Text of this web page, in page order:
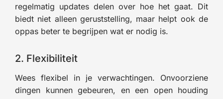
regelmatig updates delen over hoe het gaat. Dit
biedt niet alleen geruststelling, maar helpt ook de
oppas beter te begrijpen wat er nodig is.
2. Flexibiliteit
Wees flexibel in je verwachtingen. Onvoorziene
dingen kunnen gebeuren, en een open houding